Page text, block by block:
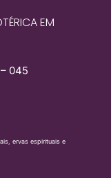
EM
045
ervas espirituais e